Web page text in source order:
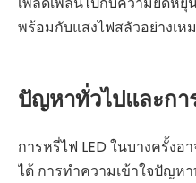
พร้อมกับแสงไฟสลัวอย่างเห
ปัญหาทั่วไปและก
การหรี่ไฟ LED ในบางครั้ง
ได้ การทำความเข้าใจปัญห